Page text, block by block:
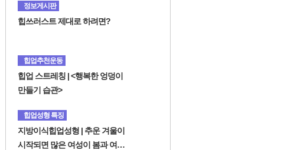
정보게시판
힙쓰러스트 제대로 하려면?
힙업추천운동
힙업 스트레칭 | <행복한 엉덩이
만들기 습관>
힙업성형 특징
지방이식힙업성형 | 추운 겨울이
시작되면 많은 여성이 봄과 여름